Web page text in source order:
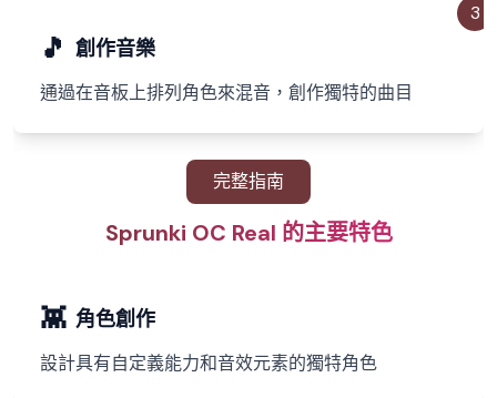
3
🎵 創作音樂
通過在音板上排列角色來混音，創作獨特的曲目
完整指南
Sprunki OC Real 的主要特色
👾 角色創作
設計具有自定義能力和音效元素的獨特角色